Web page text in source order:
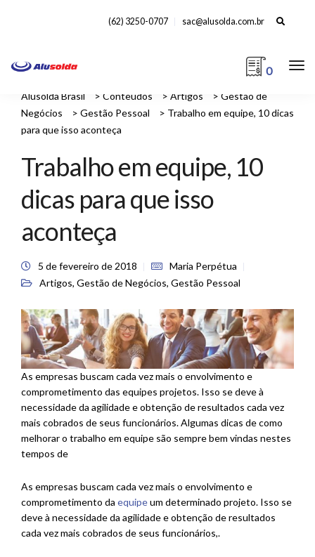
Search
(62) 3250-0707 sac@alusolda.com.br
0
Alusolda Brasil > Conteúdos > Artigos > Gestão de
Negócios
> Gestão Pessoal > Trabalho em equipe, 10 dicas
para que isso aconteça
Trabalho em equipe, 10
dicas para que isso
aconteça
5 de fevereiro de 2018
Maria Perpétua
Artigos, Gestão de Negócios, Gestão Pessoal
As empresas buscam cada vez mais o envolvimento e
comprometimento das equipes projetos. Isso se deve à
necessidade da agilidade e obtenção de resultados cada vez
mais cobrados de seus funcionários. Algumas dicas de como
melhorar o trabalho em equipe são sempre bem vindas nestes
tempos de
As empresas buscam cada vez mais o envolvimento e
comprometimento da equipeum determinado projeto. Isso se
deve à necessidade da agilidade e obtenção de resultados
cada vez mais cobrados de seus funcionários,.